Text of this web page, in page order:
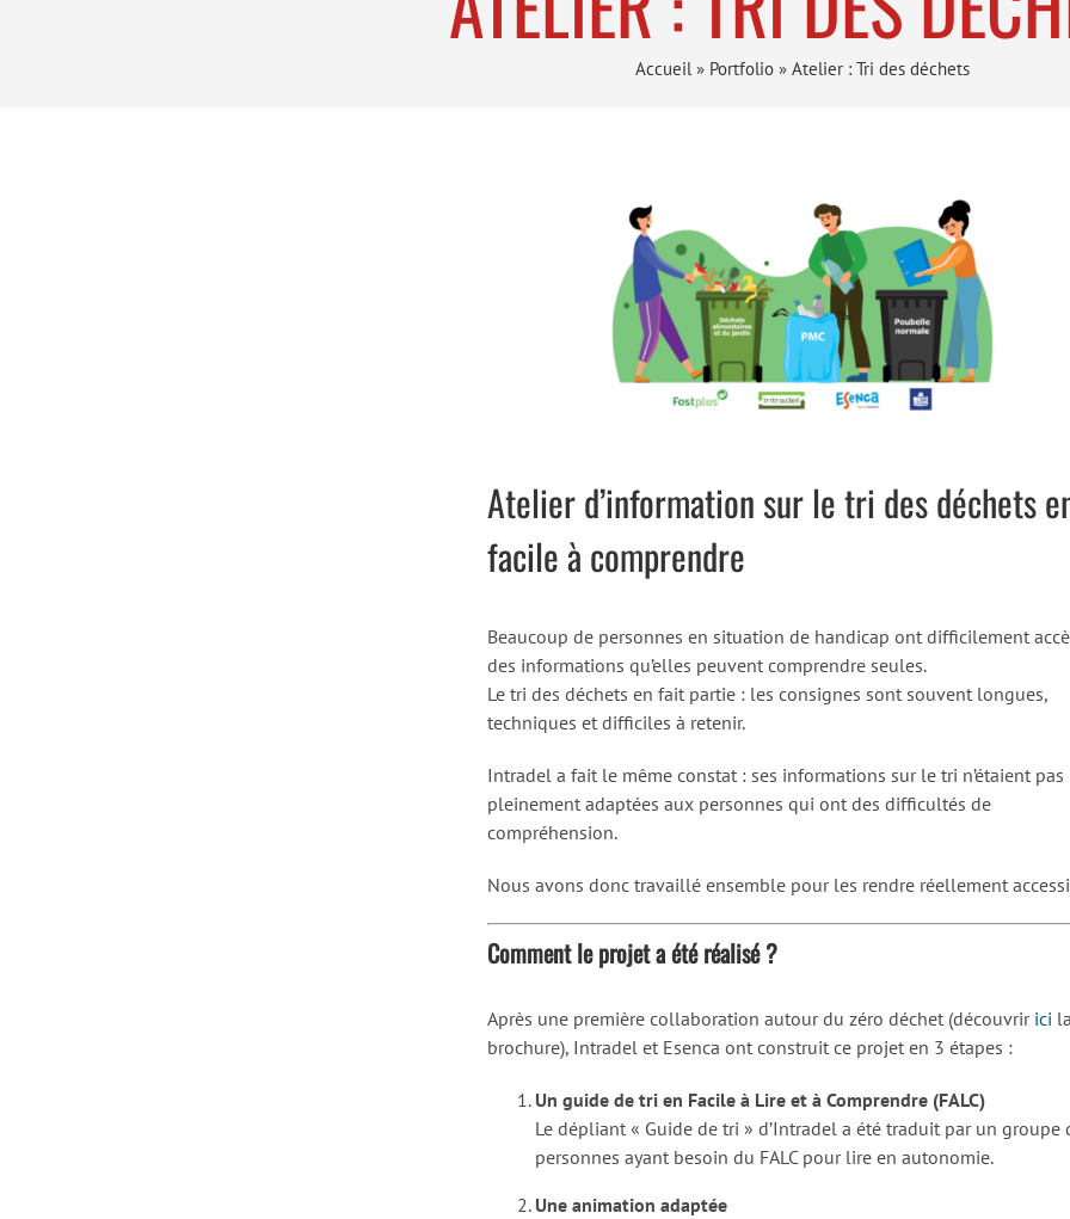
Accueil» Portfolio » Atelier : Tri des déchets
Atelier d’information sur le tri des déchets
facile à comprendre
Beaucoup de personnes en situation de handicap ont difficilement
des informations qu’elles peuvent comprendre seules.
Le tri des déchets en fait partie : les consignes sont souvent longues,
techniques et difficiles à retenir.
Intradel a fait le même constat : ses informations sur le tri n’étaient pas
pleinement adaptées aux personnes qui ont des difficultés de
compréhension.
Nous avons donc travaillé ensemble pour les rendre réellement
Comment le projet a été réalisé ?
Après une première collaboration autour du zéro déchet (découvrir ici la
brochure), Intradel et Esenca ont construit ce projet en 3 étapes :
Un guide de tri en Facile à Lire et à Comprendre (FALC)
Le dépliant « Guide de tri » d’Intradel a été traduit par un groupe
personnes ayant besoin du FALC pour lire en autonomie.
Une animation adaptée